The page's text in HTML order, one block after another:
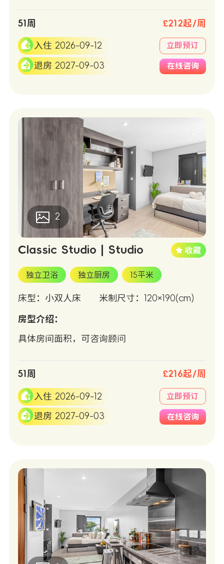
51周 £212起/周
入住 2026-09-12
退房 2027-09-03
立即预订
在线咨询
2
Classic Studio | Studio
独立卫浴 独立厨房 15平米
床型：小双人床 米制尺寸：120×190(cm)
房型介绍：
具体房间面积，可咨询顾问
51周 £216起/周
入住 2026-09-12
退房 2027-09-03
立即预订
在线咨询